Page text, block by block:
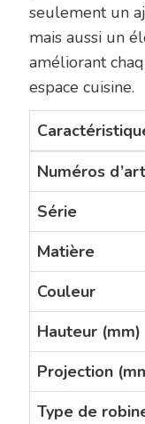
seulement un
mais aussi un
améliorant
espace cuisine.
Numéros
Série
Matière
Couleur
Hauteur (mm)
Projection
Type de